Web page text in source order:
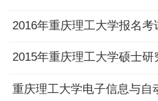
2016年重庆理工大学报名考
重庆理工大学电子信息与自